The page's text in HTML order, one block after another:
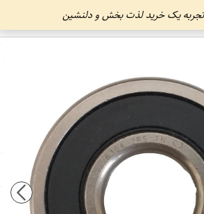
- تجربه یک خرید لذت بخش و دلنشین